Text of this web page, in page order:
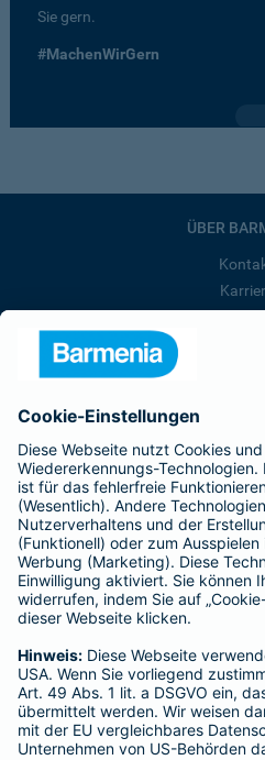
Sie gern.
#MachenWirGern
ÜBER
Barmenia ist Teil der
BELIEBTE
Kranken-
Adresse
Schaden